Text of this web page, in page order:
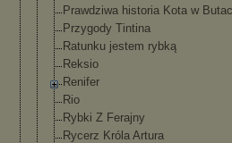
Prawdziwa historia Kota w
Przygody Tintina
Ratunku jestem rybką
Reksio
Renifer
Rio
Rybki Z Ferajny
Rycerz Króla Artura